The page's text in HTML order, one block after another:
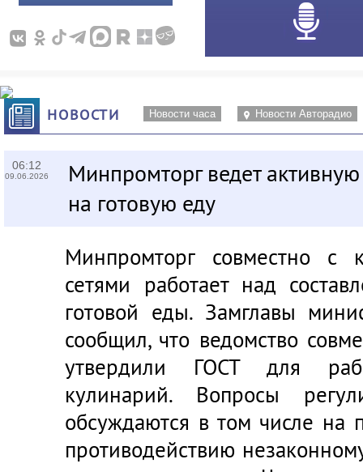
НОВОСТИ Новости часа Новости Авторадио
06:12
09.06.2026
Минпромторг ведет
на готовую еду
Минпромторг совместно с
сетями работает над
готовой еды. Замглавы
сообщил, что ведомство
утвердили ГОСТ для
кулинарий. Вопросы
обсуждаются в том числе на
противодействию